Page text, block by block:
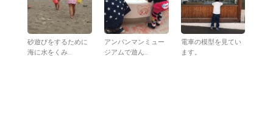
砂遊びをするために
海に水をくみ...
アンパンマンミュー
ジアムで遊ん...
電車の模型を見てい
ます。